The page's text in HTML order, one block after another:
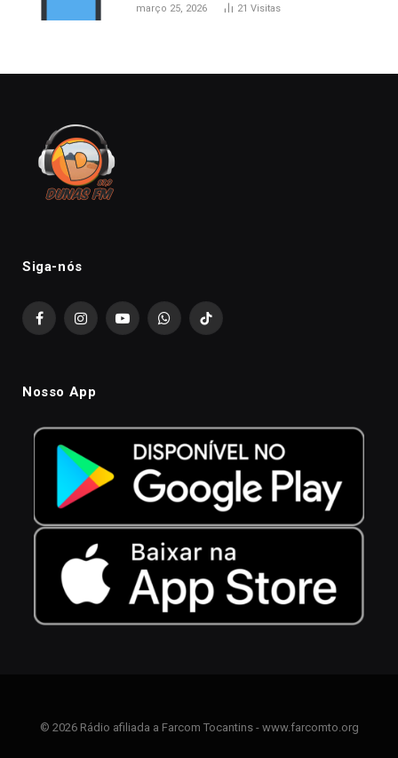
março 25, 2026 21 Visitas
Siga-nós
FacebookInstagramYouTubeWhatsAppTikTok
Nosso App
© 2026 Rádio afiliada a Farcom Tocantins - www.farcomto.org